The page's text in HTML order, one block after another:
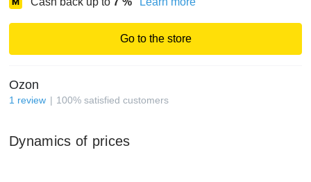
Go to the store
Ozon
1 review 100% satisfied customers
Dynamics of prices